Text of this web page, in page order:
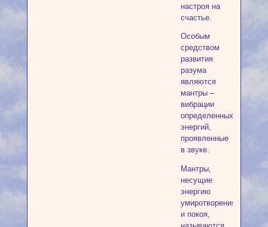
настроя на
счастье.
Особым
средством
развития
разума
являются
мантры –
вибрации
определенных
энергий,
проявленные
в звуке.
Мантры,
несущие
энергию
умиротворения
и покоя,